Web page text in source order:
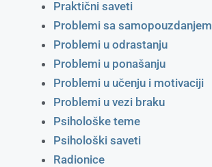
Praktični saveti
Problemi sa samopouzdanjem
Problemi u odrastanju
Problemi u ponašanju
Problemi u učenju i motivaciji
Problemi u vezi braku
Psihološke teme
Psihološki saveti
Radionice